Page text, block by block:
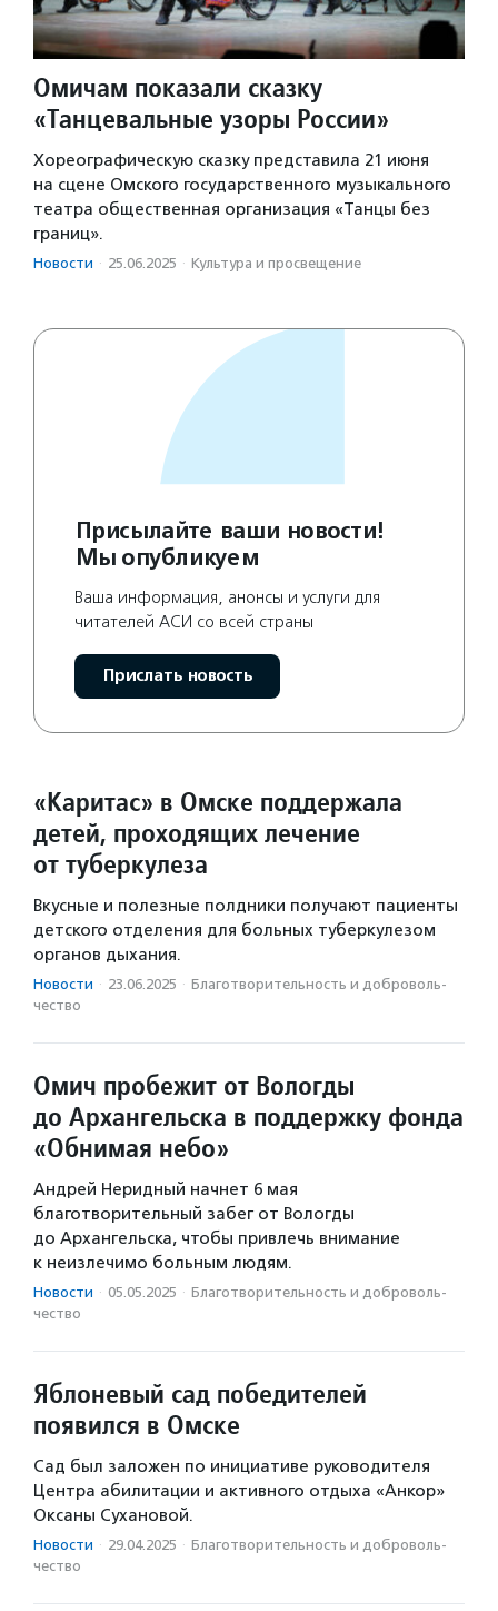
Омичам показали сказку
«Танцевальные узоры России»
Хореографическую сказку представила 21 июня
на сцене Омского государственного музыкального
театра общественная организация «Танцы без
границ».
Новости · 25.06.2025 · Культура и просвещение
Присылайте ваши новости!
Мы опубликуем
Ваша информация, анонсы и услуги для
читателей АСИ со всей страны
Прислать новость
«Каритас» в Омске поддержала
детей, проходящих лечение
от туберкулеза
Вкусные и полезные полдники получают пациенты
детского отделения для больных туберкулезом
органов дыхания.
Новости · 23.06.2025 · Благотвори­тель­ность и доброволь­
чест­во
Омич пробежит от Вологды
до Архангельска в поддержку фонда
«Обнимая небо»
Андрей Неридный начнет 6 мая
благотворительный забег от Вологды
до Архангельска, чтобы привлечь внимание
к неизлечимо больным людям.
Новости · 05.05.2025 · Благотвори­тель­ность и доброволь­
чест­во
Яблоневый сад победителей
появился в Омске
Сад был заложен по инициативе руководителя
Центра абилитации и активного отдыха «Анкор»
Оксаны Сухановой.
Новости · 29.04.2025 · Благотвори­тель­ность и доброволь­
чест­во